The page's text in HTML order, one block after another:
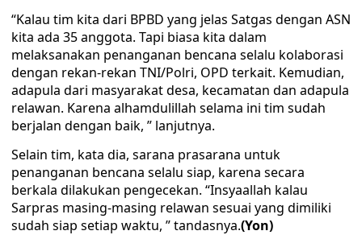
“Kalau tim kita dari BPBD yang jelas Satgas dengan ASN
kita ada 35 anggota. Tapi biasa kita dalam
melaksanakan penanganan bencana selalu kolaborasi
dengan rekan-rekan TNI/Polri, OPD terkait. Kemudian,
adapula dari masyarakat desa, kecamatan dan adapula
relawan. Karena alhamdulillah selama ini tim sudah
berjalan dengan baik, ” lanjutnya.
Selain tim, kata dia, sarana prasarana untuk
penanganan bencana selalu siap, karena secara
berkala dilakukan pengecekan. “Insyaallah kalau
Sarpras masing-masing relawan sesuai yang dimiliki
sudah siap setiap waktu, ” tandasnya.(Yon)